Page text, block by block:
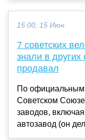
15:00, 15 Июн
7 советских
знали в
продавал
По
Советском Союзе
заводов, включая
автозавод (он